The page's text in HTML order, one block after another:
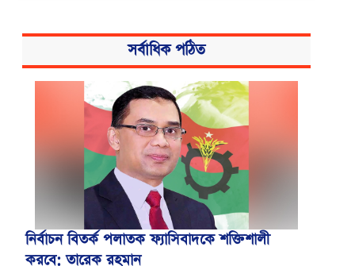
সর্বাধিক পঠিত
নির্বাচন বিতর্ক পলাতক ফ্যাসিবাদকে শক্তিশালী
করবে: তারেক রহমান